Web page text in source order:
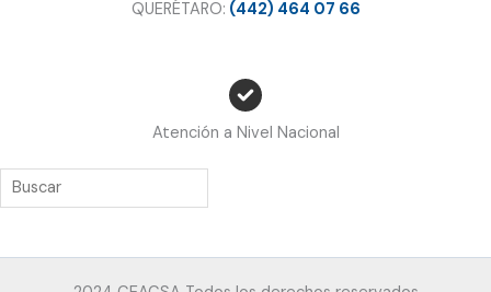
QUERÉTARO: (442) 464 07 66
Atención a Nivel Nacional